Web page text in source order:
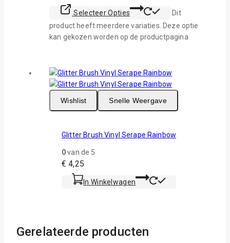
Selecteer Opties
Dit
product heeft meerdere variaties. Deze optie
kan gekozen worden op de productpagina
Wishlist Snelle Weergave
Glitter Brush Vinyl Serape Rainbow
0van de 5
€ 4,25
In Winkelwagen
Gerelateerde producten